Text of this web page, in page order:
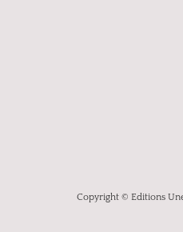
Copyright © Editions